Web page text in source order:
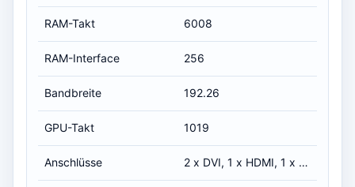
RAM-Takt 6008
RAM-Interface 256
Bandbreite 192.26
GPU-Takt 1019
Anschlüsse 2 x DVI, 1 x HDMI, 1 x DP